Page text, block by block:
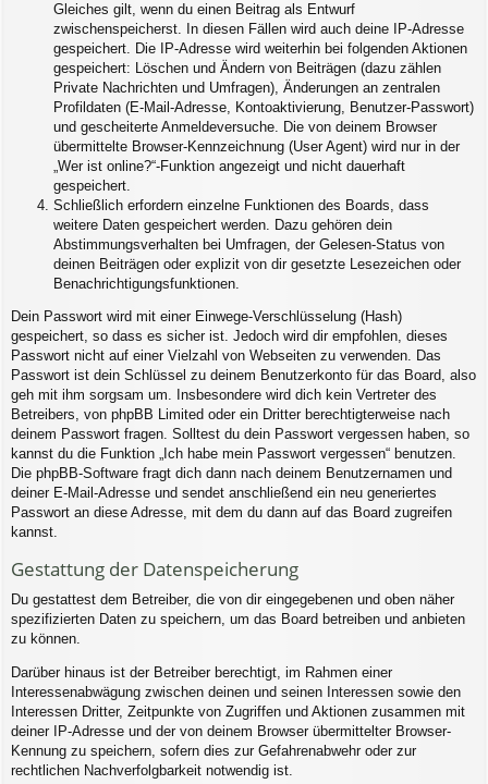
Gleiches gilt, wenn du einen Beitrag als Entwurf
zwischenspeicherst. In diesen Fällen wird auch deine IP-Adresse
gespeichert. Die IP-Adresse wird weiterhin bei folgenden Aktionen
gespeichert: Löschen und Ändern von Beiträgen (dazu zählen
Private Nachrichten und Umfragen), Änderungen an zentralen
Profildaten (E-Mail-Adresse, Kontoaktivierung, Benutzer-Passwort)
und gescheiterte Anmeldeversuche. Die von deinem Browser
übermittelte Browser-Kennzeichnung (User Agent) wird nur in der
„Wer ist online?“-Funktion angezeigt und nicht dauerhaft
gespeichert.
Schließlich erfordern einzelne Funktionen des Boards, dass
weitere Daten gespeichert werden. Dazu gehören dein
Abstimmungsverhalten bei Umfragen, der Gelesen-Status von
deinen Beiträgen oder explizit von dir gesetzte Lesezeichen oder
Benachrichtigungsfunktionen.
Dein Passwort wird mit einer Einwege-Verschlüsselung (Hash)
gespeichert, so dass es sicher ist. Jedoch wird dir empfohlen, dieses
Passwort nicht auf einer Vielzahl von Webseiten zu verwenden. Das
Passwort ist dein Schlüssel zu deinem Benutzerkonto für das Board, also
geh mit ihm sorgsam um. Insbesondere wird dich kein Vertreter des
Betreibers, von phpBB Limited oder ein Dritter berechtigterweise nach
deinem Passwort fragen. Solltest du dein Passwort vergessen haben, so
kannst du die Funktion „Ich habe mein Passwort vergessen“ benutzen.
Die phpBB-Software fragt dich dann nach deinem Benutzernamen und
deiner E-Mail-Adresse und sendet anschließend ein neu generiertes
Passwort an diese Adresse, mit dem du dann auf das Board zugreifen
kannst.
Gestattung der Datenspeicherung
Du gestattest dem Betreiber, die von dir eingegebenen und oben näher
spezifizierten Daten zu speichern, um das Board betreiben und anbieten
zu können.
Darüber hinaus ist der Betreiber berechtigt, im Rahmen einer
Interessenabwägung zwischen deinen und seinen Interessen sowie den
Interessen Dritter, Zeitpunkte von Zugriffen und Aktionen zusammen mit
deiner IP-Adresse und der von deinem Browser übermittelter Browser-
Kennung zu speichern, sofern dies zur Gefahrenabwehr oder zur
rechtlichen Nachverfolgbarkeit notwendig ist.